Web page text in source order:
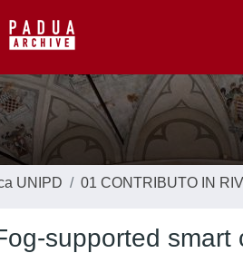
UNIPD 01 CONTRIBUTO IN
supported